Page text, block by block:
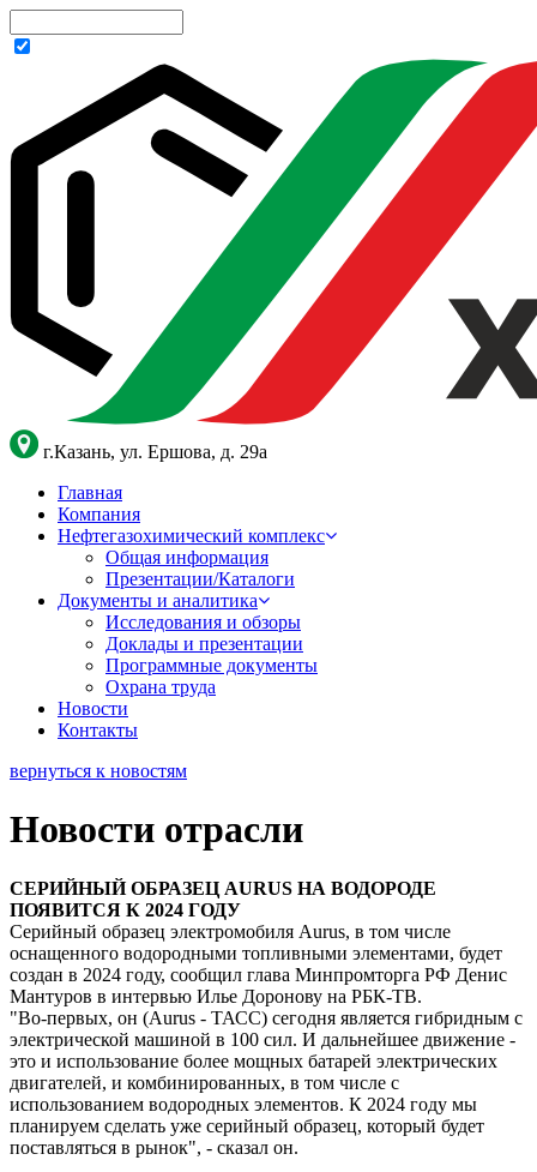
г.Казань, ул. Ершова, д. 29а
Главная
Компания
Нефтегазохимический комплекс
Общая информация
Презентации/Каталоги
Документы и аналитика
Исследования и обзоры
Доклады и презентации
Программные документы
Охрана труда
Новости
Контакты
вернуться к новостям
Новости отрасли
СЕРИЙНЫЙ ОБРАЗЕЦ AURUS НА ВОДОРОДЕ
ПОЯВИТСЯ К 2024 ГОДУ
Серийный образец электромобиля Aurus, в том числе
оснащенного водородными топливными элементами, будет
создан в 2024 году, сообщил глава Минпромторга РФ Денис
Мантуров в интервью Илье Доронову на РБК-ТВ.
"Во-первых, он (Aurus - ТАСС) сегодня является гибридным с
электрической машиной в 100 сил. И дальнейшее движение -
это и использование более мощных батарей электрических
двигателей, и комбинированных, в том числе с
использованием водородных элементов. К 2024 году мы
планируем сделать уже серийный образец, который будет
поставляться в рынок", - сказал он.